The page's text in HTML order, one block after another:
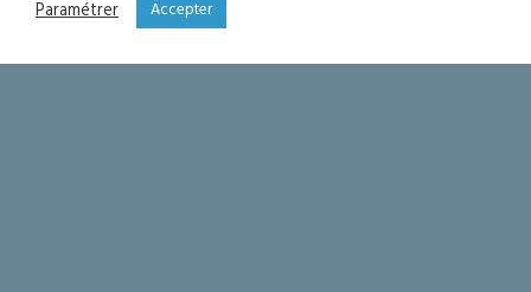
Paramétrer
Accepter